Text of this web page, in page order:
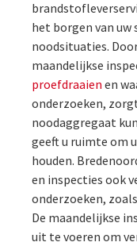
het borgen van
noodsituaties.
maandelijkse
proefdraaien en
onderzoeken,
noodaggregaat
geeft u ruimte om
houden.
en inspecties ook
onderzoeken,
De maandelijkse
uit te voeren om